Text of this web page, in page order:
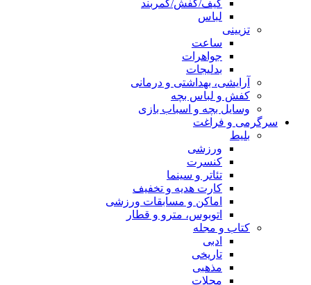
کیف/کفش/کمربند
لباس
تزیینی
ساعت
جواهرات
بدلیجات
آرایشی، بهداشتی و درمانی
کفش و لباس بچه
وسایل بچه و اسباب بازی
سرگرمی و فراغت
بلیط
ورزشی
کنسرت
تئاتر و سینما
کارت هدیه و تخفیف
اماکن و مسابقات ورزشی
اتوبوس، مترو و قطار
کتاب و مجله
ادبی
تاریخی
مذهبی
مجلات